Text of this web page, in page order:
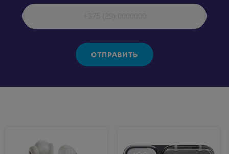
ОТПРАВИТЬ